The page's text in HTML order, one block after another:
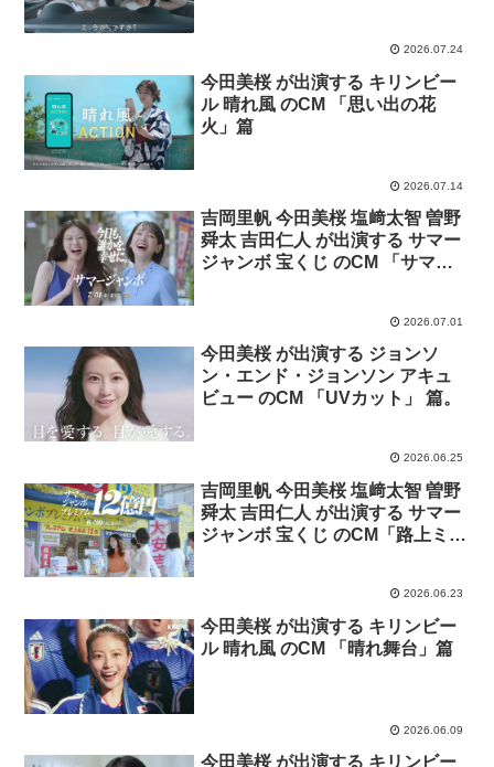
2026.07.24
今田美桜 が出演する キリンビー
ル 晴れ風 のCM 「思い出の花
火」篇
2026.07.14
吉岡里帆 今田美桜 塩﨑太智 曽野
舜太 吉田仁人 が出演する サマー
ジャンボ 宝くじ のCM 「サマー
2026.07.01
今田美桜 が出演する ジョンソ
ン・エンド・ジョンソン アキュ
ビュー のCM 「UVカット」 篇。
2026.06.25
吉岡里帆 今田美桜 塩﨑太智 曽野
舜太 吉田仁人 が出演する サマー
ジャンボ 宝くじ のCM「路上ミュ
2026.06.23
今田美桜 が出演する キリンビー
ル 晴れ風 のCM 「晴れ舞台」篇
2026.06.09
今田美桜 が出演する キリンビー